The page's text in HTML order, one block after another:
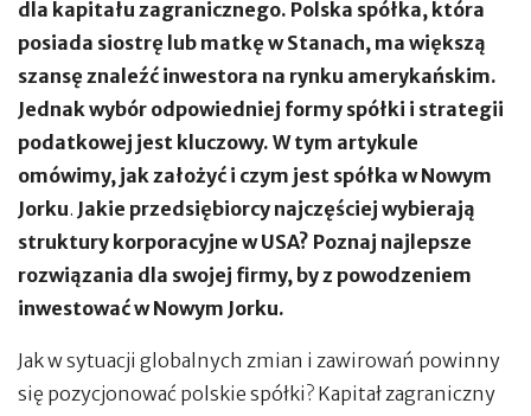
dla kapitału zagranicznego. Polska spółka, która
posiada siostrę lub matkę w Stanach, ma większą
szansę znaleźć inwestora na rynku amerykańskim.
Jednak wybór odpowiedniej formy spółki i strategii
podatkowej jest kluczowy. W tym artykule
omówimy, jak założyć i czym jest spółka w Nowym
Jorku. Jakie przedsiębiorcy najczęściej wybierają
struktury korporacyjne w USA? Poznaj najlepsze
rozwiązania dla swojej firmy, by z powodzeniem
inwestować w Nowym Jorku.
Jak w sytuacji globalnych zmian i zawirowań powinny
się pozycjonować polskie spółki? Kapitał zagraniczny